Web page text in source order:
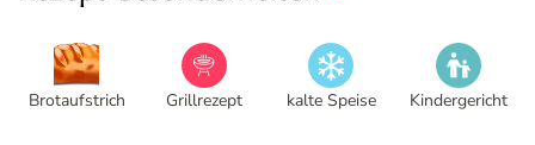
Brotaufstrich Grillrezept kalte Speise Kindergericht